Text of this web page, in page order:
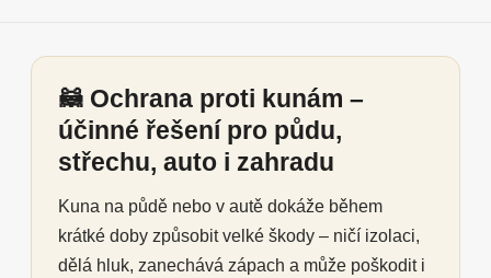
🦝 Ochrana proti kunám –
účinné řešení pro půdu,
střechu, auto i zahradu
Kuna na půdě nebo v autě dokáže během
krátké doby způsobit velké škody – ničí izolaci,
dělá hluk, zanechává zápach a může poškodit i